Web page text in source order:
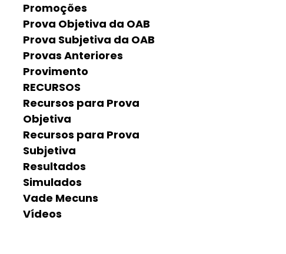
Promoções
Prova Objetiva da OAB
Prova Subjetiva da OAB
Provas Anteriores
Provimento
RECURSOS
Recursos para Prova
Objetiva
Recursos para Prova
Subjetiva
Resultados
Simulados
Vade Mecuns
Vídeos